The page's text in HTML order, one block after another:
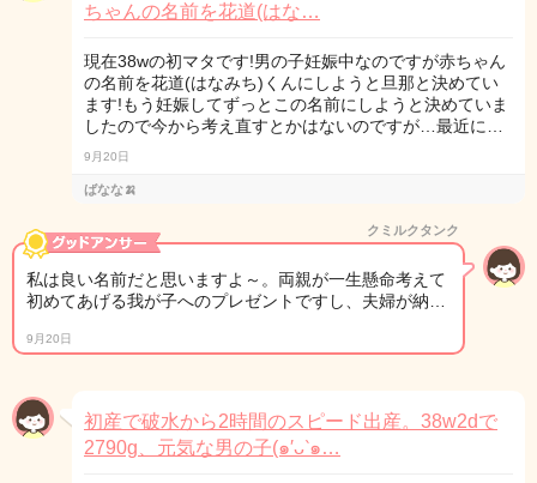
ちゃんの名前を花道(はな…
現在38wの初マタです!男の子妊娠中なのですが赤ちゃん
の名前を花道(はなみち)くんにしようと旦那と決めてい
ます!もう妊娠してずっとこの名前にしようと決めていま
したので今から考え直すとかはないのですが…最近に…
9月20日
ばなな🍌
クミルクタンク
私は良い名前だと思いますよ～。両親が一生懸命考えて
初めてあげる我が子へのプレゼントですし、夫婦が納…
9月20日
初産で破水から2時間のスピード出産。38w2dで
2790g、元気な男の子(๑′ᴗ‵๑…